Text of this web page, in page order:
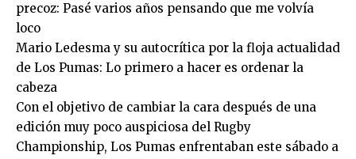
precoz: Pasé varios años pensando que me volvía
loco
Mario Ledesma y su autocrítica por la floja actualidad
de Los Pumas: Lo primero a hacer es ordenar la
cabeza
Con el objetivo de cambiar la cara después de una
edición muy poco auspiciosa del Rugby
Championship, Los Pumas enfrentaban este sábado a